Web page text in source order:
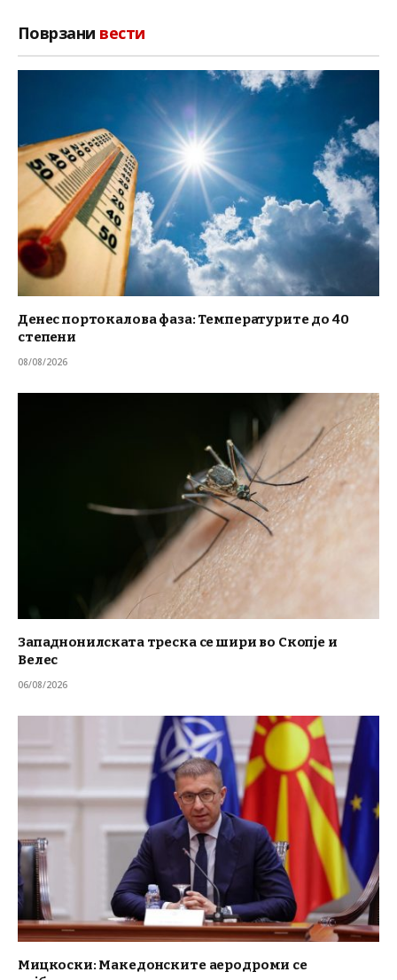
Поврзани вести
Денес портокалова фаза: Температурите до 40
степени
08/08/2026
Западнонилската треска се шири во Скопје и
Велес
06/08/2026
Мицкоски: Македонските аеродроми се